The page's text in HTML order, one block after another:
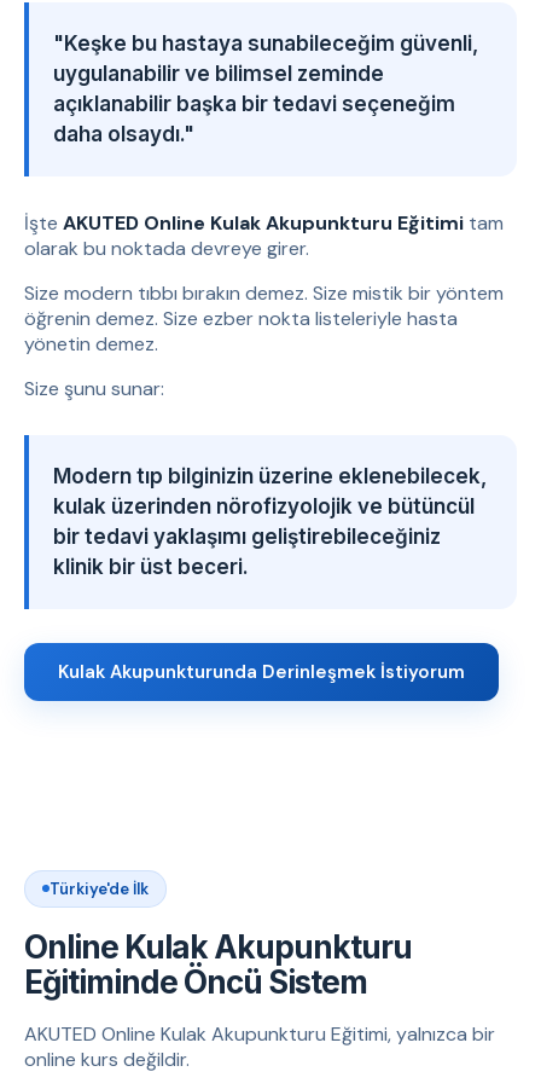
"Keşke bu hastaya sunabileceğim güvenli,
uygulanabilir ve bilimsel zeminde
açıklanabilir başka bir tedavi seçeneğim
daha olsaydı."
İşte AKUTED Online Kulak Akupunkturu Eğitimi tam
olarak bu noktada devreye girer.
Size modern tıbbı bırakın demez. Size mistik bir yöntem
öğrenin demez. Size ezber nokta listeleriyle hasta
yönetin demez.
Size şunu sunar:
Modern tıp bilginizin üzerine eklenebilecek,
kulak üzerinden nörofizyolojik ve bütüncül
bir tedavi yaklaşımı geliştirebileceğiniz
klinik bir üst beceri.
Kulak Akupunkturunda Derinleşmek İstiyorum
Türkiye'de İlk
Online Kulak Akupunkturu
Eğitiminde Öncü Sistem
AKUTED Online Kulak Akupunkturu Eğitimi, yalnızca bir
online kurs değildir.